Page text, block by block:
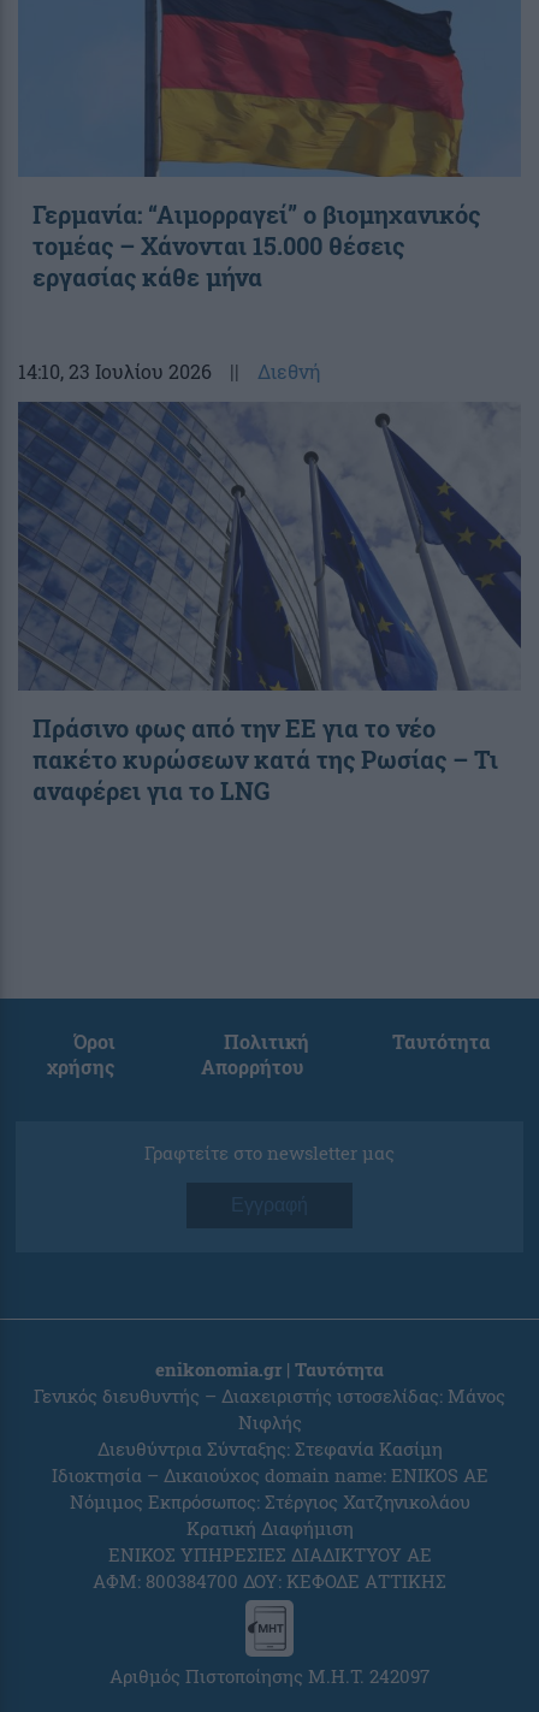
Γερμανία: “Αιμορραγεί” ο βιομηχανικός
τομέας – Χάνονται 15.000 θέσεις
εργασίας κάθε μήνα
14:10, 23 Ιουλίου 2026 || Διεθνή
Πράσινο φως από την ΕΕ για το νέο
πακέτο κυρώσεων κατά της Ρωσίας – Τι
αναφέρει για το LNG
Όροι
χρήσης
Πολιτική
Απορρήτου
Ταυτότητα
Γραφτείτε στο newsletter μας
Εγγραφή
enikonomia.gr | Ταυτότητα
Γενικός διευθυντής – Διαχειριστής ιστοσελίδας: Μάνος
Νιφλής
Διευθύντρια Σύνταξης: Στεφανία Κασίμη
Ιδιοκτησία – Δικαιούχος domain name: ENIKOS AE
Νόμιμος Εκπρόσωπος: Στέργιος Χατζηνικολάου
Κρατική Διαφήμιση
ΕΝΙΚΟΣ ΥΠΗΡΕΣΙΕΣ ΔΙΑΔΙΚΤΥΟΥ ΑΕ
ΑΦΜ: 800384700 ΔΟΥ: ΚΕΦΟΔΕ ΑΤΤΙΚΗΣ
Αριθμός Πιστοποίησης Μ.Η.Τ. 242097